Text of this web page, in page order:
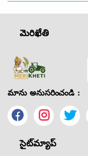
మెరిఖేతి
మాను అనుసరించండి :
సైట్‌మ్యాప్